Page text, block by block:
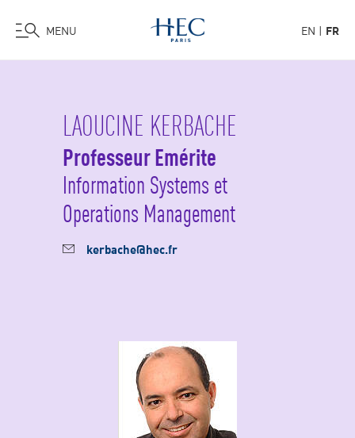
MENU EN FR
LAOUCINE KERBACHE
Professeur Emérite
Information Systems et
Operations Management
kerbache@hec.fr